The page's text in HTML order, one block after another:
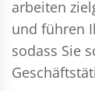
arbeiten
und führen
sodass Sie